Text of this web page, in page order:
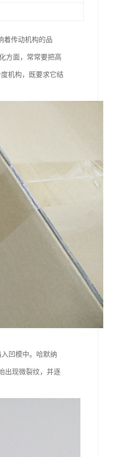
着传动机构的品
方面，常常要把高
机构，既要求它结
凹模中。哈默纳
出现微裂纹，并逐